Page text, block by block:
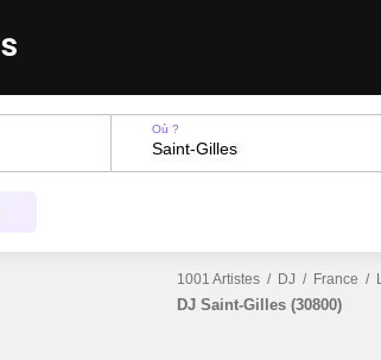
Où ?
1001 Artistes DJ France
DJ Saint-Gilles (30800)